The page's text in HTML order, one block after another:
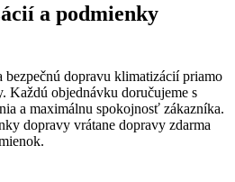
a podmienky
bezpečnú dopravu klimatizácií priamo
Každú objednávku doručujeme s
a maximálnu spokojnosť zákazníka.
dopravy vrátane dopravy zdarma